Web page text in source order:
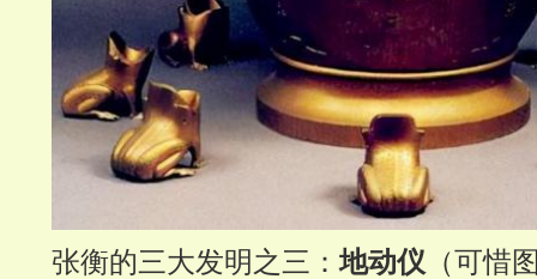
张衡的三大发明之三：地动仪 （可惜